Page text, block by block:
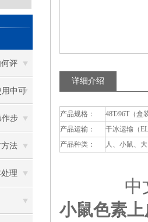
评
中可
作步
法
理
详细介绍
产品规格：
48T/96T（盒
产品运输：
干冰运输（
产品种类：
人、小鼠、
中
小鼠色素